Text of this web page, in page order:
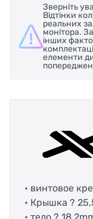
Зверніть
Відтінки
реальних
монітора.
інших
елементи
• винтовое
• Крышка ?